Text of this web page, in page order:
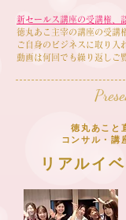
新セールス講座の受講権、
徳丸あこ主宰の講座の受講
ご自身のビジネスに取り入
動画は何回でも繰り返しご
徳丸あこと
コンサル・講
リアルイ